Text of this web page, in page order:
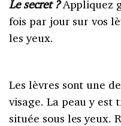
Le secret ?Appliquez
fois par jour sur vos
les yeux.
Les lèvres sont une
visage. La peau y est
située sous les yeux.